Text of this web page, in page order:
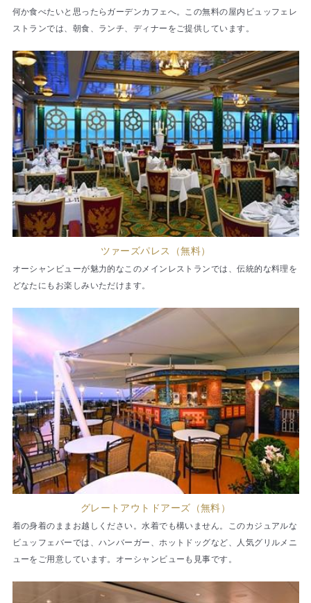
何か食べたいと思ったらガーデンカフェへ。この無料の屋内ビュッフェレ
ストランでは、朝食、ランチ、ディナーをご提供しています。
ツァーズパレス（無料）
オーシャンビューが魅力的なこのメインレストランでは、伝統的な料理を
どなたにもお楽しみいただけます。
グレートアウトドアーズ（無料）
着の身着のままお越しください。水着でも構いません。このカジュアルな
ビュッフェバーでは、ハンバーガー、ホットドッグなど、人気グリルメニ
ューをご用意しています。オーシャンビューも見事です。